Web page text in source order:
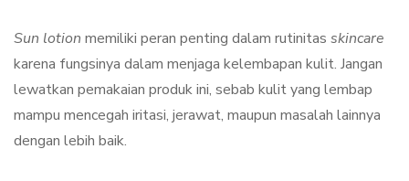
Sun lotion memiliki peran penting dalam rutinitas skincare
karena fungsinya dalam menjaga kelembapan kulit. Jangan
lewatkan pemakaian produk ini, sebab kulit yang lembap
mampu mencegah iritasi, jerawat, maupun masalah lainnya
dengan lebih baik.